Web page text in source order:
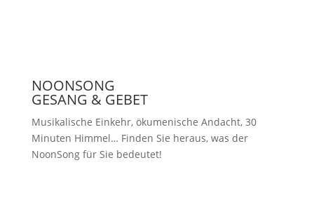
NOONSONG
GESANG & GEBET
Musikalische Einkehr, ökumenische Andacht, 30
Minuten Himmel… Finden Sie heraus, was der
NoonSong für Sie bedeutet!